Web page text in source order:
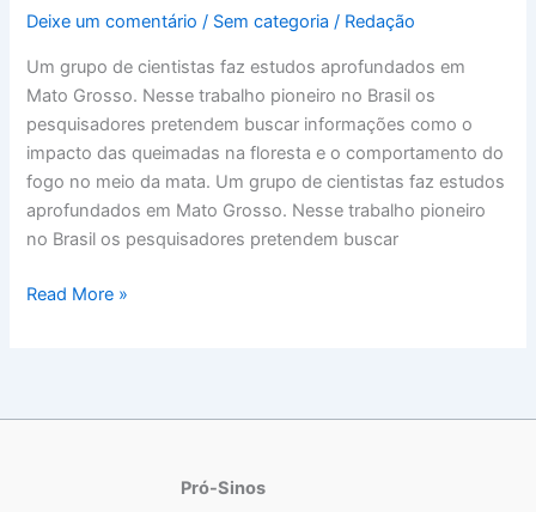
Deixe um comentário / Sem categoria / Redação
Um grupo de cientistas faz estudos aprofundados em
Mato Grosso. Nesse trabalho pioneiro no Brasil os
pesquisadores pretendem buscar informações como o
impacto das queimadas na floresta e o comportamento do
fogo no meio da mata. Um grupo de cientistas faz estudos
aprofundados em Mato Grosso. Nesse trabalho pioneiro
no Brasil os pesquisadores pretendem buscar
do
do
fogo
na
floresta
Read More »
Pró-Sinos